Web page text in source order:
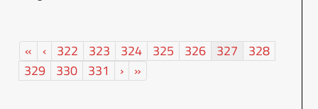
« ‹ 322 323 324 325 326 327
328
329 330 331 › »